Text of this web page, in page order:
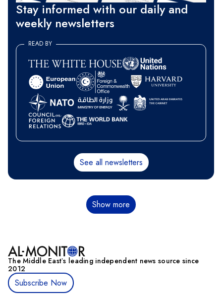
Stay informed with our daily and
weekly newsletters
READ BY
See all newsletters
Show more
The Middle Eastʼs leading independent news source since
2012
Subscribe Now